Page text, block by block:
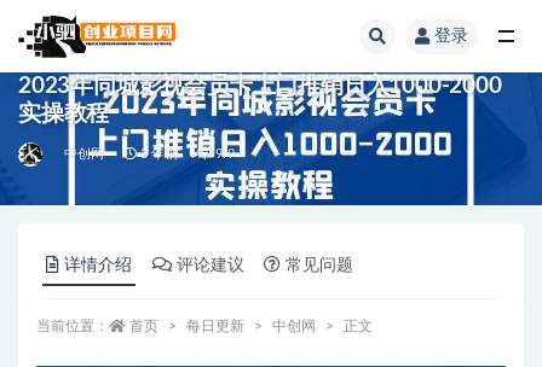
登录
2023年同城影视会员卡上门推销日入1000-2000
实操教程
中创网 3 年前 9.9
详情介绍 评论建议 常见问题
当前位置： 首页 每日更新 中创网 正文